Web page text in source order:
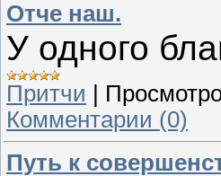
Отче наш.
У одного
Притчи
Комментарии (0)
Путь к